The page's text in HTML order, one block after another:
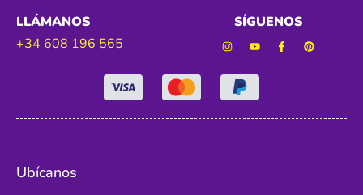
LLÁMANOS
+34 608 196 565
SÍGUENOS
Ubícanos